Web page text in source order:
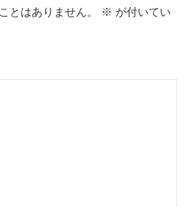
とはありません。 ※ が付いてい